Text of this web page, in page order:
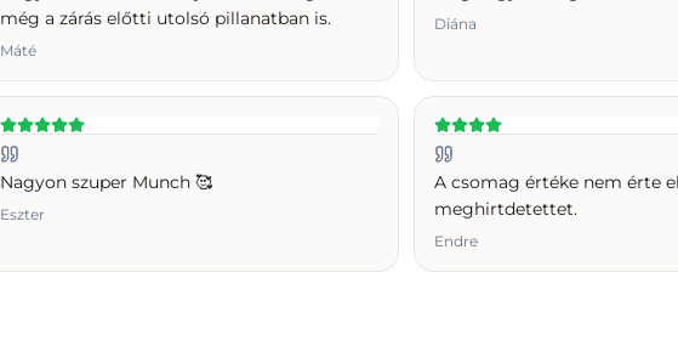
még a zárás előtti utolsó pillanatban is.
Máté
Diána
Nagyon szuper Munch 🥰
Eszter
A csomag értéke nem érte
meghirtdetettet.
Endre